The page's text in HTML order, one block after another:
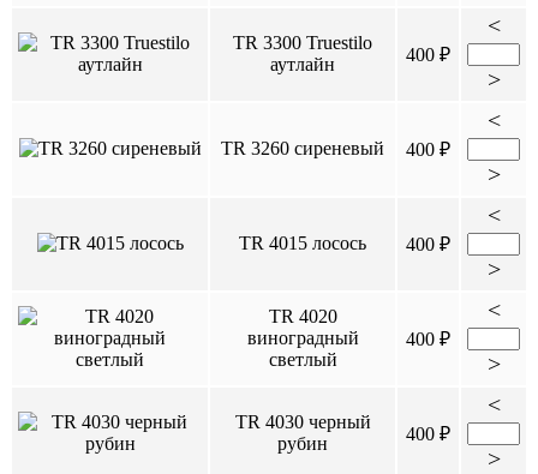
TR 3300 Truestilo
аутлайн
400 ₽
<
>
TR 3260 сиреневый 400 ₽
<
>
TR 4015 лосось 400 ₽
<
>
TR 4020
виноградный
светлый
400 ₽
<
>
TR 4030 черный
рубин
400 ₽
<
>